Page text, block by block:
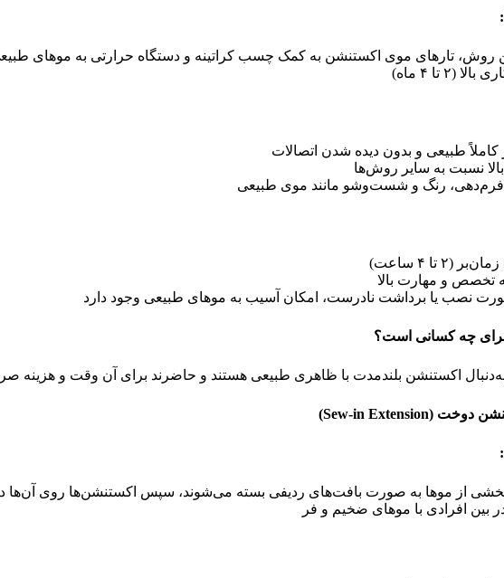
:
روش، تارهای موی اکستنشن به کمک چسب کراتینه و دستگاه حرارتی به موهای
(۲ تا ۴ ماه)
کاملاً طبیعی و بدون دیده شدن اتصالات
نسبت به سایر روش‌ها
فرم‌دهی، رنگ و شست‌وشو مانند موی طبیعی
(۲ تا ۴ ساعت)
تخصص و مهارت بالا
نصب یا برداشت نادرست، امکان آسیب به موهای طبیعی وجود دارد
چه کسانی است؟
به‌دنبال اکستنشن بلندمدت با ظاهری طبیعی هستند و حاضرند برای آن وقت و هزینه
دوخت (Sew-in Extension)
:
بخشی از موها به صورت بافت‌های ردیفی بسته می‌شوند، سپس اکستنشن‌ها روی آن‌ها
بین افرادی با موهای ضخیم و فر